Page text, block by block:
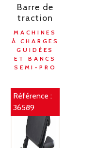
Barre de
traction
MACHINES
À CHARGES
GUIDÉES
ET BANCS
SEMI-PRO
Référence :
36589